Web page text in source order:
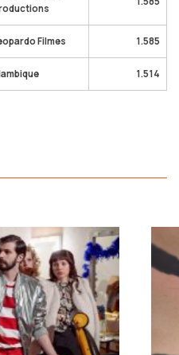
Filmes 1.585
1.514